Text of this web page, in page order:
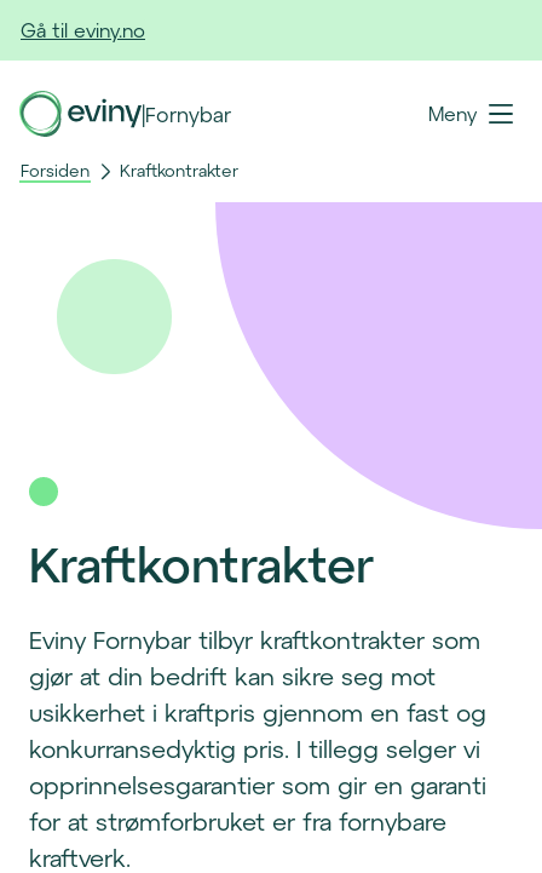
Gå til eviny.no
|Fornybar Meny
Forsiden Kraftkontrakter
Kraftkontrakter
Eviny Fornybar tilbyr kraftkontrakter som
gjør at din bedrift kan sikre seg mot
usikkerhet i kraftpris gjennom en fast og
konkurransedyktig pris. I tillegg selger vi
opprinnelsesgarantier som gir en garanti
for at strømforbruket er fra fornybare
kraftverk.